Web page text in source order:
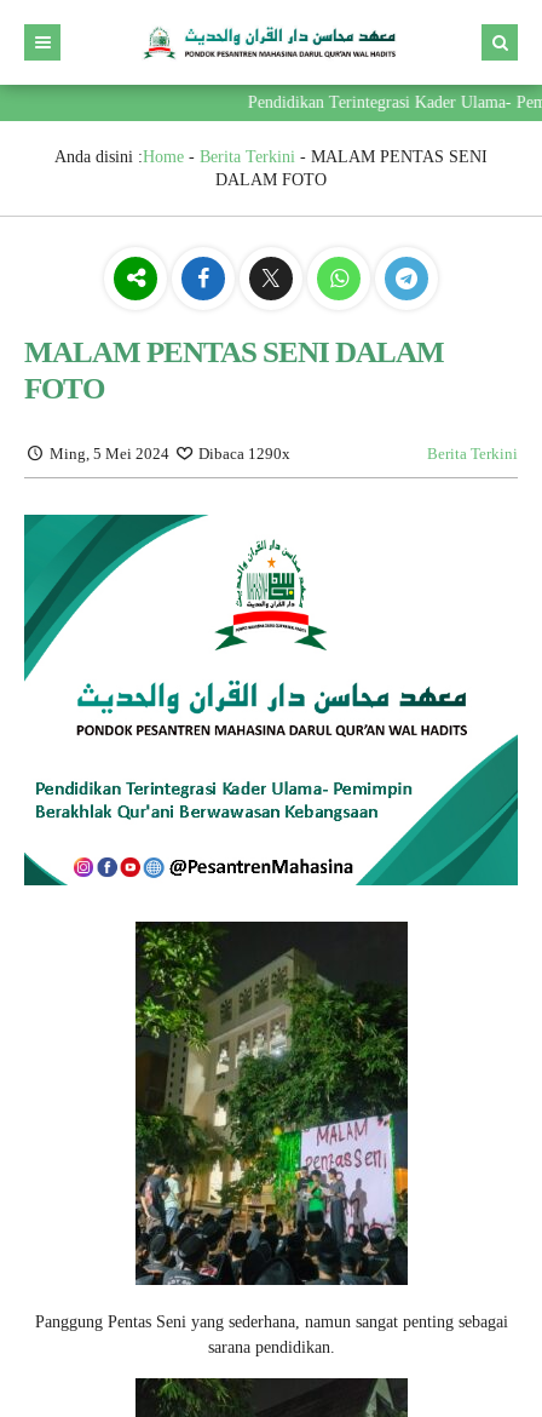
Pendidikan Terintegrasi Kader Ulama-
Anda disini :Home - Berita Terkini - MALAM PENTAS SENI
DALAM FOTO
MALAM PENTAS SENI DALAM
FOTO
Ming, 5 Mei 2024 Dibaca 1290x Berita Terkini
Panggung Pentas Seni yang sederhana, namun sangat penting sebagai
sarana pendidikan.